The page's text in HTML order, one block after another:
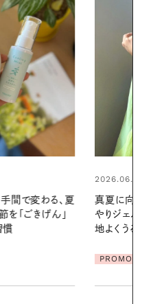
ブが香るひん
。暑い季節に心
かなボディケ
2026.06.01
暑い夏のナイ
える夜の爽